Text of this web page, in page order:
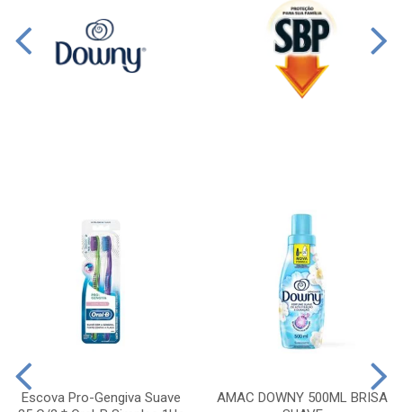
Escova Pro-Gengiva Suave
AMAC DOWNY 500ML BRISA